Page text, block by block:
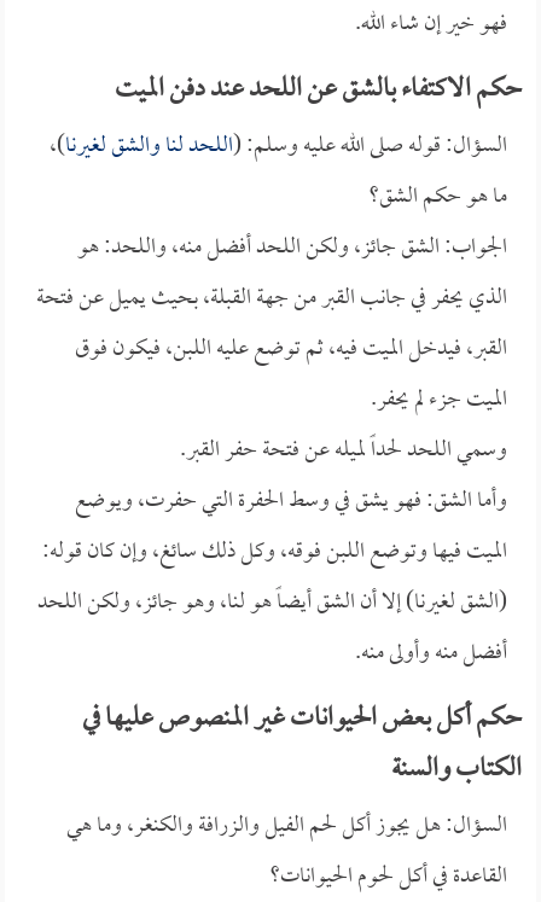
فهو خير إن شاء الله.
حكم الاكتفاء بالشق عن اللحد عند دفن الميت
السؤال: قوله صلى الله عليه وسلم: (اللحد لنا والشق لغيرنا)،
ما هو حكم الشق؟
الجواب: الشق جائز، ولكن اللحد أفضل منه، واللحد: هو
الذي يحفر في جانب القبر من جهة القبلة، بحيث يميل عن فتحة
القبر، فيدخل الميت فيه، ثم توضع عليه اللبن، فيكون فوق
الميت جزء لم يحفر.
وسمي اللحد لحداً لميله عن فتحة حفر القبر.
وأما الشق: فهو يشق في وسط الحفرة التي حفرت، ويوضع
الميت فيها وتوضع اللبن فوقه، وكل ذلك سائغ، وإن كان قوله:
(الشق لغيرنا) إلا أن الشق أيضاً هو لنا، وهو جائز، ولكن اللحد
أفضل منه وأولى منه.
حكم أكل بعض الحيوانات غير المنصوص عليها في
الكتاب والسنة
السؤال: هل يجوز أكل لحم الفيل والزرافة والكنغر، وما هي
القاعدة في أكل لحوم الحيوانات؟